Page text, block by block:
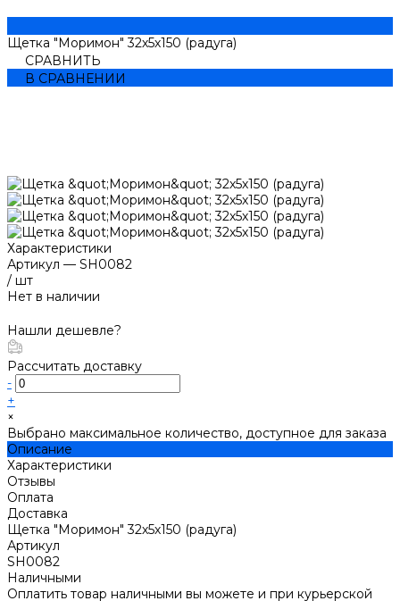
Щетка "Моримон" 32х5х150 (радуга)
СРАВНИТЬ
В СРАВНЕНИИ
Характеристики
Артикул — SH0082
/ шт
Нет в наличии
Нашли дешевле?
Рассчитать доставку
-
+
×
Выбрано максимальное количество, доступное для заказа
Описание
Характеристики
Отзывы
Оплата
Доставка
Щетка "Моримон" 32х5х150 (радуга)
Артикул
SH0082
Наличными
Оплатить товар наличными вы можете и при курьерской